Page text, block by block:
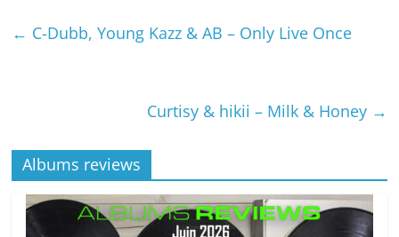
← C-Dubb, Young Kazz & AB – Only Live Once
Curtisy & hikii – Milk & Honey →
Albums reviews